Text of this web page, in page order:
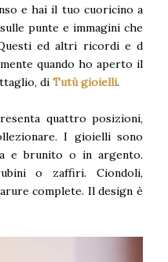
e hai il tuo cuoricino a
punte e immagini che
ed altri ricordi e d
quando ho aperto il
di Tutù gioielli.
quattro posizioni,
I gioielli sono
e brunito o in argento.
o zaffiri. Ciondoli,
complete. Il design è